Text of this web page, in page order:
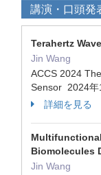
講演・口頭発
Terahertz
Jin Wang
ACCS 2024
Sensor 2024年
詳細を見る
Biomolecules
Jin Wang